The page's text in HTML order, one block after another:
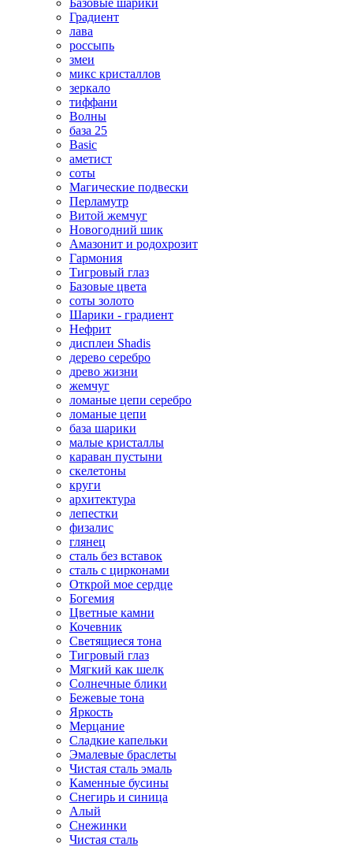
Базовые шарики
Градиент
лава
россыпь
змеи
микс кристаллов
зеркало
тиффани
Волны
база 25
Basic
аметист
соты
Магические подвески
Перламутр
Витой жемчуг
Новогодний шик
Амазонит и родохрозит
Гармония
Тигровый глаз
Базовые цвета
соты золото
Шарики - градиент
Нефрит
дисплеи Shadis
дерево серебро
древо жизни
жемчуг
ломаные цепи серебро
ломаные цепи
база шарики
малые кристаллы
караван пустыни
скелетоны
круги
архитектура
лепестки
физалис
глянец
сталь без вставок
сталь с цирконами
Открой мое сердце
Богемия
Цветные камни
Кочевник
Светящиеся тона
Тигровый глаз
Мягкий как шелк
Солнечные блики
Бежевые тона
Яркость
Мерцание
Сладкие капельки
Эмалевые браслеты
Чистая сталь эмаль
Каменные бусины
Снегирь и синица
Алый
Снежинки
Чистая сталь